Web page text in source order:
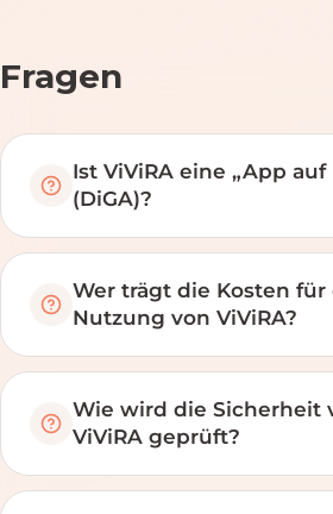
Fragen
Ist ViViRA eine „App auf
(DiGA)?
Wer trägt die Kosten für
Nutzung von ViViRA?
Wie wird die Sicherheit
ViViRA geprüft?